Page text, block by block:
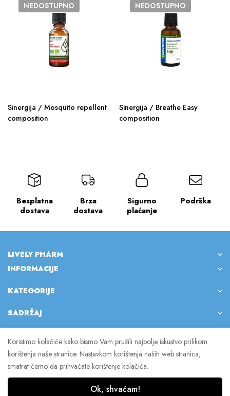
NEDOSTUPNO
Sinergija / Mosquito repellent
composition
NEDOSTUPNO
Sinergija / Breathe Easy
composition
Besplatna
dostava
Brza
dostava
Sigurno
plaćanje
Podrška
LIVELY PHARM
INFORMACIJE
KATEGORIJE
SADRŽAJ
© 2023 Lively Pharm. Sva prava pridržana.
Koristimo kolačiće kako bismo Vam pružili najbolje iskustvo prilikom
korištenja naše stranice. Nastavkom korištenja naših web stranica,
smatrat ćemo da prihvaćate korištenje kolačića.
Ok, shvaćam!